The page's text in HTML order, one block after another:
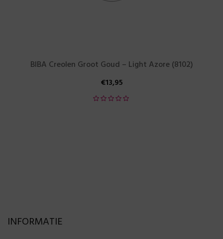
BIBA Creolen Groot Goud – Light Azore (8102)
€13,95
INFORMATIE